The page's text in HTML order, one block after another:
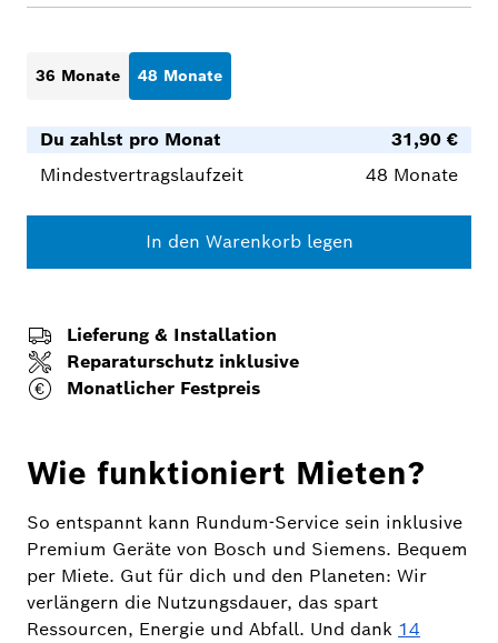
36 Monate 48 Monate
Du zahlst pro Monat
31,90 €
Mindestvertragslaufzeit
48 Monate
In den Warenkorb legen
Lieferung & Installation
Reparaturschutz inklusive
Monatlicher Festpreis
Wie funktioniert Mieten?
So entspannt kann Rundum-Service sein inklusive
Premium Geräte von Bosch und Siemens. Bequem
per Miete. Gut für dich und den Planeten: Wir
verlängern die Nutzungsdauer, das spart
Ressourcen, Energie und Abfall. Und dank 14